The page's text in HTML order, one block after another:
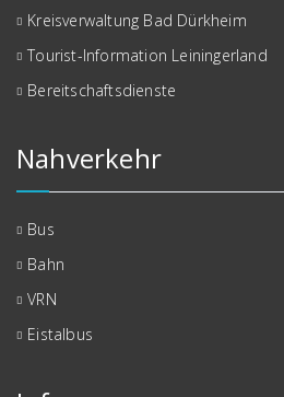
Kreisverwaltung Bad Dürkheim
Tourist-Information Leiningerland
Bereitschaftsdienste
Nahverkehr
Bus
Bahn
VRN
Eistalbus